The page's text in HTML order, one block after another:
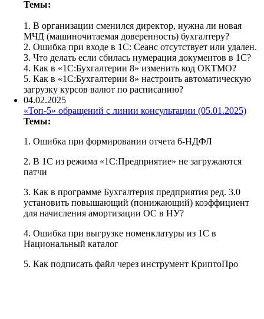
Темы:
1. В организации сменился директор, нужна ли новая
МЧД (машиночитаемая доверенность) бухгалтеру?
2. Ошибка при входе в 1С: Сеанс отсутствует или удален.
3. Что делать если сбилась нумерация документов в 1С?
4. Как в «1С:Бухгалтерии 8» изменить код ОКТМО?
5. Как в «1С:Бухгалтерии 8» настроить автоматическую
загрузку курсов валют по расписанию?
04.02.2025
«Топ-5» обращений с линии консультации (05.01.2025)
Темы:
1. Ошибка при формировании отчета 6-НДФЛ
2. В 1С из режима «1С:Предприятие» не загружаются
патчи
3. Как в программе Бухгалтерия предприятия ред. 3.0
установить повышающий (понижающий) коэффициент
для начисления амортизации ОС в НУ?
4. Ошибка при выгрузке номенклатуры из 1С в
Национальный каталог
5. Как подписать файл через инструмент КриптоПро